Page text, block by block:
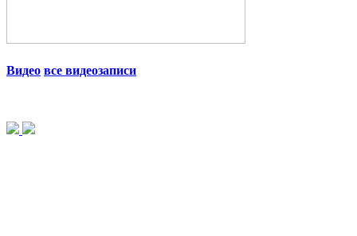
Видео все видеозаписи